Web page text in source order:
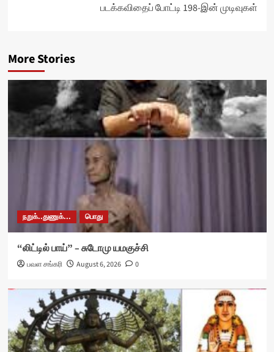
படக்கவிதைப் போட்டி 198-இன் முடிவுகள்
More Stories
நறுக்..துணுக்... பொது
“லிட்டில் பாய்” – சுடோமு யமகுச்சி
பவள சங்கரி August 6, 2026 0